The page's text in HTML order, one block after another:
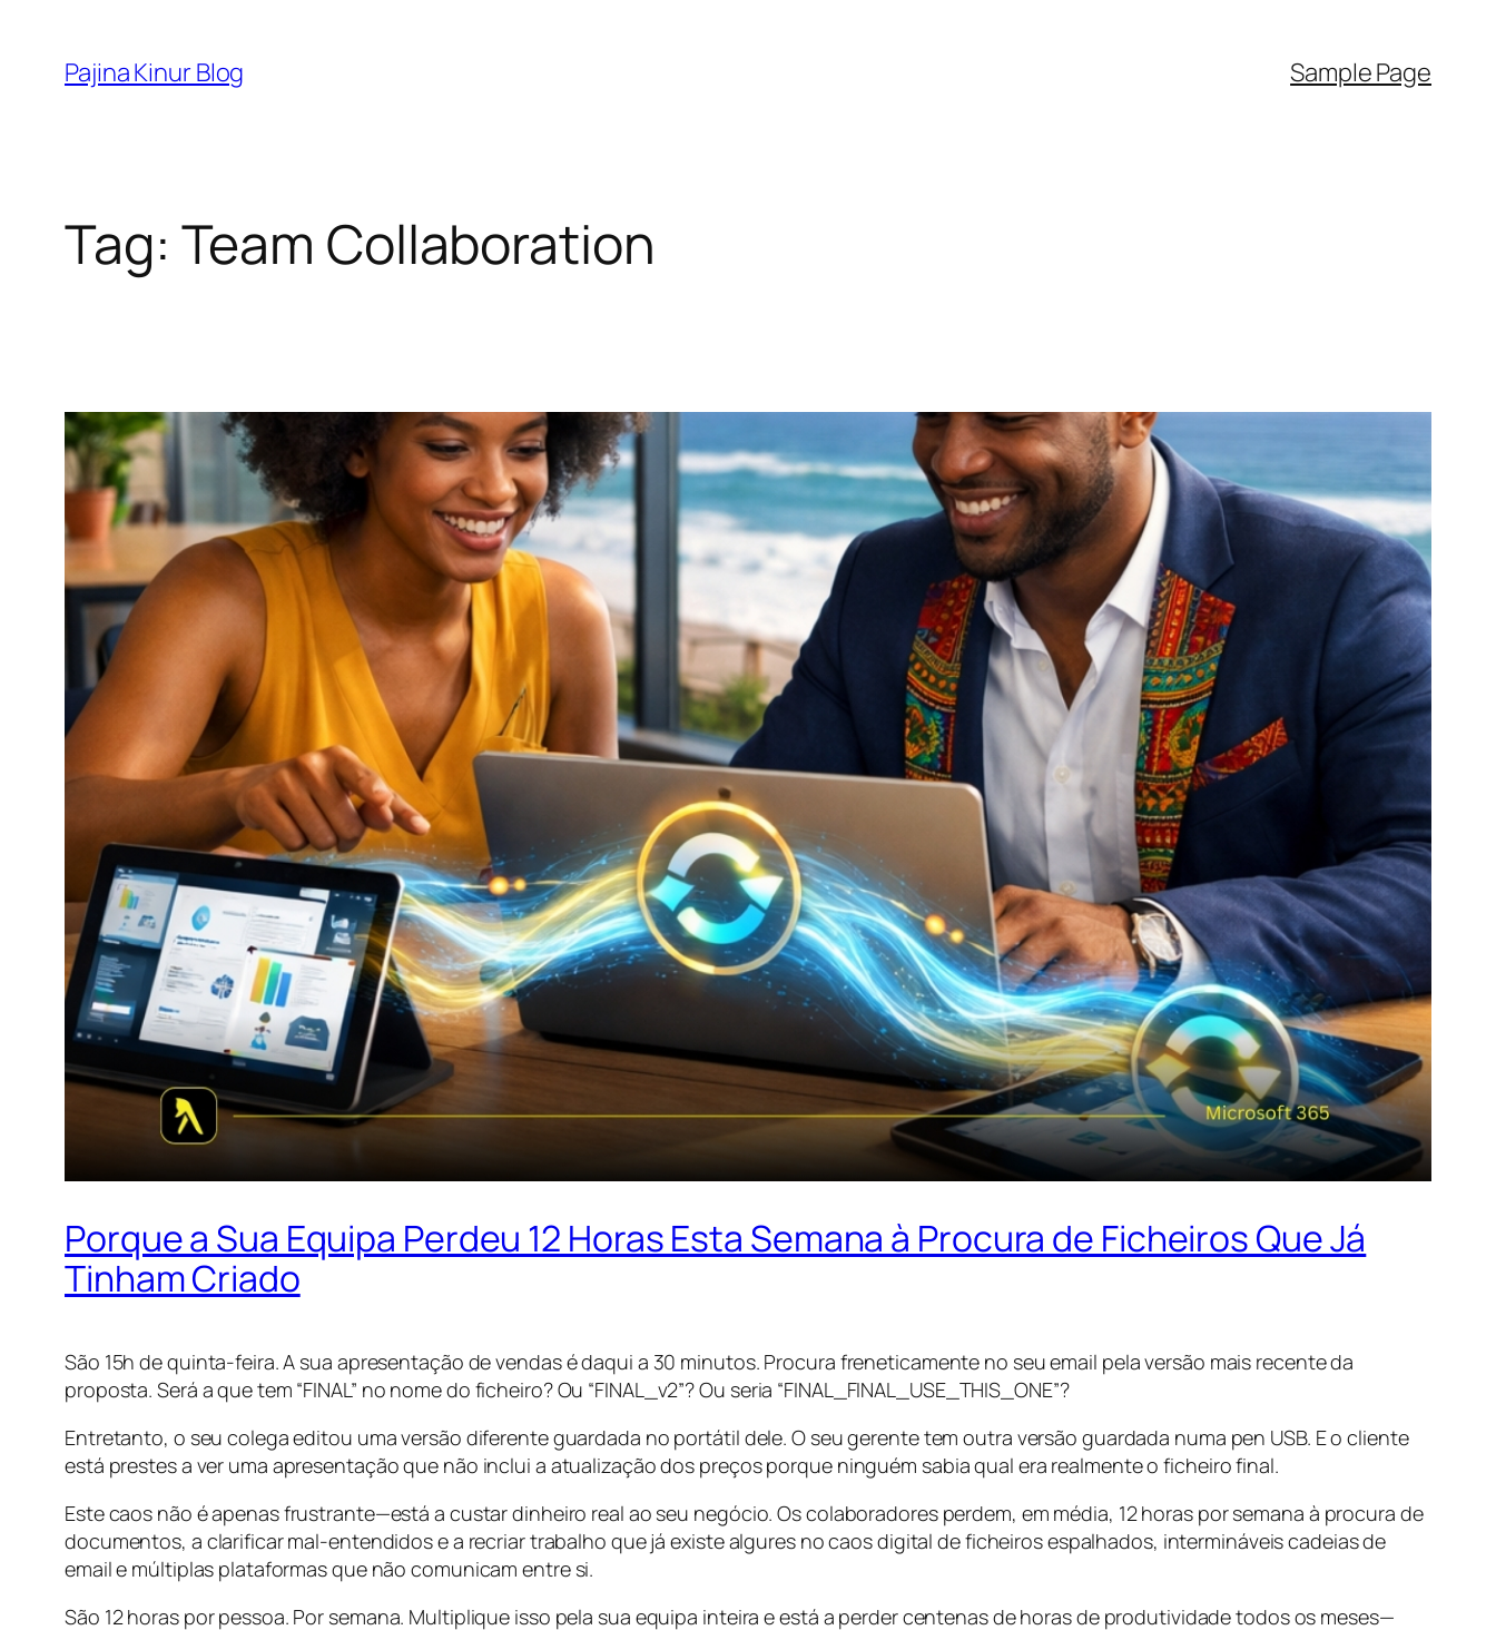
content
Pajina Kinur Blog Sample Page
Tag: Team Collaboration
Porque a Sua Equipa Perdeu 12 Horas Esta Semana à Procura de Ficheiros Que Já
Tinham Criado
São 15h de quinta-feira. A sua apresentação de vendas é daqui a 30 minutos. Procura freneticamente no seu email pela versão mais recente da
proposta. Será a que tem “FINAL” no nome do ficheiro? Ou “FINAL_v2”? Ou seria “FINAL_FINAL_USE_THIS_ONE”?
Entretanto, o seu colega editou uma versão diferente guardada no portátil dele. O seu gerente tem outra versão guardada numa pen USB. E o cliente
está prestes a ver uma apresentação que não inclui a atualização dos preços porque ninguém sabia qual era realmente o ficheiro final.
Este caos não é apenas frustrante—está a custar dinheiro real ao seu negócio. Os colaboradores perdem, em média, 12 horas por semana à procura de
documentos, a clarificar mal-entendidos e a recriar trabalho que já existe algures no caos digital de ficheiros espalhados, intermináveis cadeias de
email e múltiplas plataformas que não comunicam entre si.
São 12 horas por pessoa. Por semana. Multiplique isso pela sua equipa inteira e está a perder centenas de horas de produtividade todos os meses—